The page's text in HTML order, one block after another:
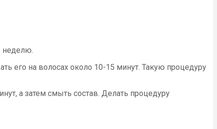
неделю.
его на волосах около 10-15 минут. Такую процедуру
а затем смыть состав. Делать процедуру